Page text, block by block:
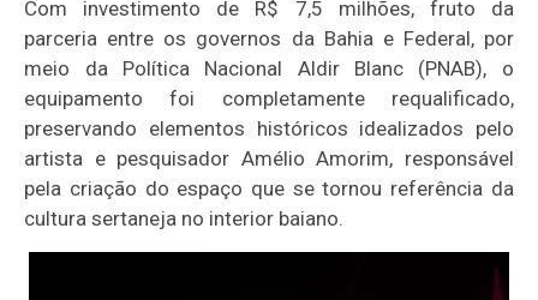
Com investimento de R$ 7,5 milhões, fruto da
parceria entre os governos da Bahia e Federal, por
meio da Política Nacional Aldir Blanc (PNAB), o
equipamento foi completamente requalificado,
preservando elementos históricos idealizados pelo
artista e pesquisador Amélio Amorim, responsável
pela criação do espaço que se tornou referência da
cultura sertaneja no interior baiano.